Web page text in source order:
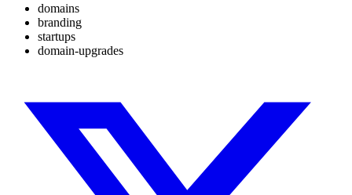
domains
branding
startups
domain-upgrades